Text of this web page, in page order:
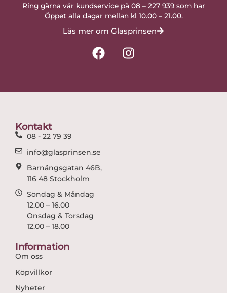
Ring gärna vår kundservice på 08 – 227 939 som har
Öppet alla dagar mellan kl 10.00 – 21.00.
Läs mer om Glasprinsen
F
a
I
n
Kontakt
08 - 22 79 39
info@glasprinsen.se
Barnängsgatan 46B,
116 48 Stockholm
Söndag & Måndag
12.00 – 16.00
Onsdag & Torsdag
12.00 – 18.00
Information
Om oss
Köpvillkor
Nyheter